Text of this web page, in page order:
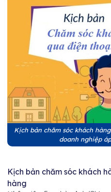
Kịch bản chăm sóc khách
doanh nghiệp
Kịch bản chăm sóc khách
hàng